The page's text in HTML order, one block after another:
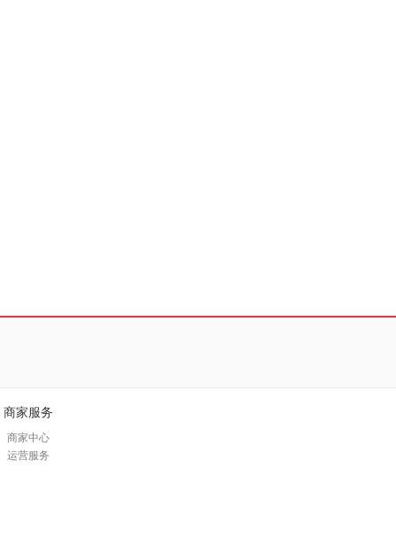
商家服务
商家中心
运营服务